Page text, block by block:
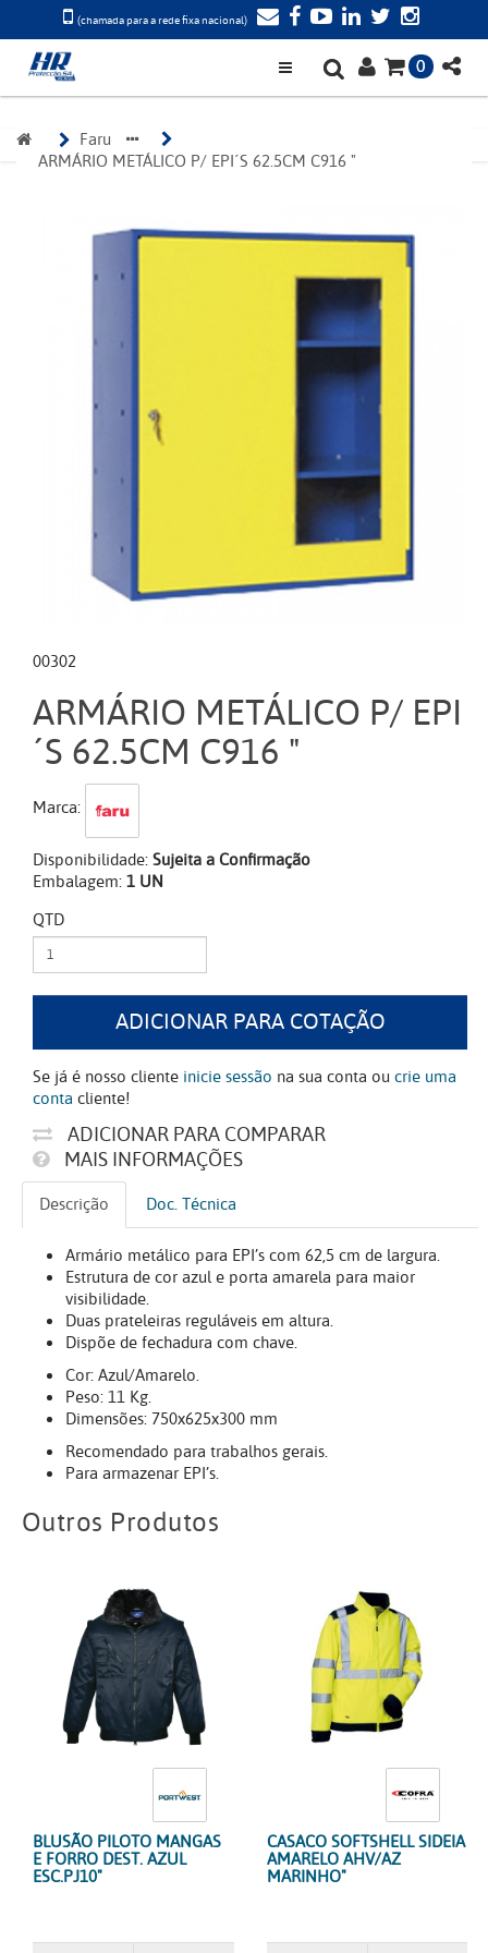
(chamada para a rede fixa nacional)
0
Faru
ARMÁRIO METÁLICO P/ EPI´S 62.5CM C916 "
00302
ARMÁRIO METÁLICO P/ EPI
´S 62.5CM C916 "
Marca:
Disponibilidade:Sujeita a Confirmação
Embalagem:1 UN
QTD
ADICIONAR PARA COTAÇÃO
Se já é nosso cliente inicie sessão na sua conta oucrie uma
conta cliente!
ADICIONAR PARA COMPARAR
MAIS INFORMAÇÕES
Descrição Doc. Técnica
Armário metálico para EPI’s com 62,5 cm de largura.
Estrutura de cor azul e porta amarela para maior
visibilidade.
Duas prateleiras reguláveis em altura.
Dispõe de fechadura com chave.
Cor: Azul/Amarelo.
Peso: 11 Kg.
Dimensões: 750x625x300 mm
Recomendado para trabalhos gerais.
Para armazenar EPI’s.
Outros Produtos
BLUSÃO PILOTO MANGAS
E FORRO DEST. AZUL
ESC.PJ10"
CASACO SOFTSHELL SIDEIA
AMARELO AHV/AZ
MARINHO"